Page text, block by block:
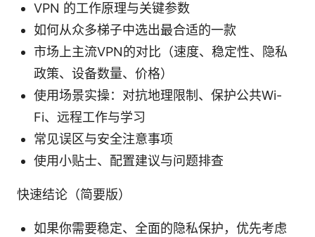
VPN 的工作原理与关键参数
如何从众多梯子中选出最合适的一款
市场上主流VPN的对比（速度、稳定性、隐私
政策、设备数量、价格）
使用场景实操：对抗地理限制、保护公共Wi-
Fi、远程工作与学习
常见误区与安全注意事项
使用小贴士、配置建议与问题排查
快速结论（简要版）
如果你需要稳定、全面的隐私保护，优先考虑